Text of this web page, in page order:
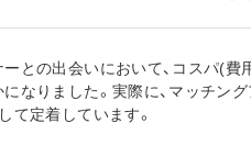
との出会いにおいて、コスパ(費
なりました。実際に、マッチン
て定着しています。